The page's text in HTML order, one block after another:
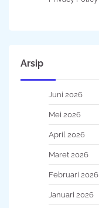
Arsip
Juni 2026
Mei 2026
April 2026
Maret 2026
Februari 2026
Januari 2026